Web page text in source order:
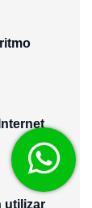
utilizar